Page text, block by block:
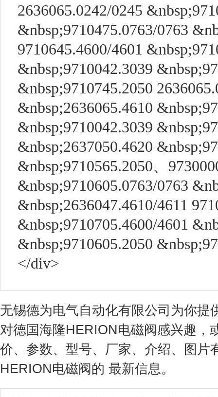
2636065.0242/0245
&nbsp;9710475.0763/0763
9710645.4600/4601
&nbsp;9710042.3039
&nbsp;9710745.2050
&nbsp;2636065.4610
&nbsp;9710042.3039
&nbsp;2637050.4620
&nbsp;9710565.2050、
&nbsp;9710605.0763/0763
&nbsp;2636047.4610/4611
&nbsp;9710705.4600/4601
&nbsp;9710605.2050
</div>
无锡德为电气自动化有限公司为你
对德国海隆HERION电磁阀感兴趣，
价、参数、型号、厂家、介绍、图片
HERION电磁阀的 最新信息。